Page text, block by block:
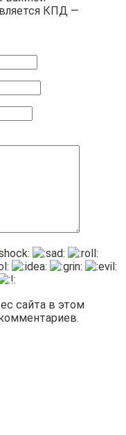
КПД —
сайта в этом